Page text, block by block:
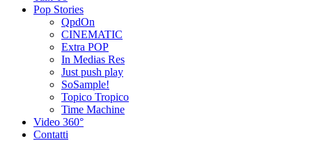
Pop Stories
QpdOn
CINEMATIC
Extra POP
In Medias Res
Just push play
SoSample!
Topico Tropico
Time Machine
Video 360°
Contatti